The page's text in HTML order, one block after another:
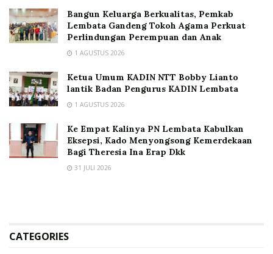
Bangun Keluarga Berkualitas, Pemkab
Lembata Gandeng Tokoh Agama Perkuat
Perlindungan Perempuan dan Anak
1 AGUSTUS 2026
Ketua Umum KADIN NTT Bobby Lianto
lantik Badan Pengurus KADIN Lembata
1 AGUSTUS 2026
Ke Empat Kalinya PN Lembata Kabulkan
Eksepsi, Kado Menyongsong Kemerdekaan
Bagi Theresia Ina Erap Dkk
31 JULI 2026
CATEGORIES